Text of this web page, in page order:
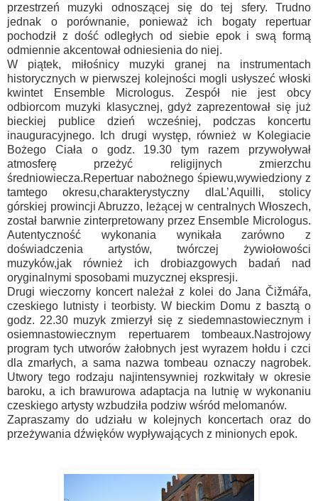
przestrzeń muzyki odnoszącej się do tej sfery. Trudno
jednak o porównanie, ponieważ ich bogaty repertuar
pochodził z dość odległych od siebie epok i swą formą
odmiennie akcentował odniesienia do niej.
W piątek, miłośnicy muzyki granej na instrumentach
historycznych w pierwszej kolejności mogli usłyszeć włoski
kwintet Ensemble Micrologus. Zespół nie jest obcy
odbiorcom muzyki klasycznej, gdyż zaprezentował się już
bieckiej publice dzień wcześniej, podczas koncertu
inauguracyjnego. Ich drugi występ, również w Kolegiacie
Bożego Ciała o godz. 19.30 tym razem przywoływał
atmosferę przeżyć religijnych zmierzchu
średniowiecza.Repertuar nabożnego śpiewu,wywiedziony z
tamtego okresu,charakterystyczny dlaL’Aquilli, stolicy
górskiej prowincji Abruzzo, leżącej w centralnych Włoszech,
został barwnie zinterpretowany przez Ensemble Micrologus.
Autentyczność wykonania wynikała zarówno z
doświadczenia artystów, twórczej żywiołowości
muzyków,jak również ich drobiazgowych badań nad
oryginalnymi sposobami muzycznej ekspresji.
Drugi wieczorny koncert należał z kolei do Jana Čižmářa,
czeskiego lutnisty i teorbisty. W bieckim Domu z basztą o
godz. 22.30 muzyk zmierzył się z siedemnastowiecznym i
osiemnastowiecznym repertuarem tombeaux.Nastrojowy
program tych utworów żałobnych jest wyrazem hołdu i czci
dla zmarłych, a sama nazwa tombeau oznaczy nagrobek.
Utwory tego rodzaju najintensywniej rozkwitały w okresie
baroku, a ich brawurowa adaptacja na lutnię w wykonaniu
czeskiego artysty wzbudziła podziw wśród melomanów.
Zapraszamy do udziału w kolejnych koncertach oraz do
przeżywania dźwięków wypływających z minionych epok.